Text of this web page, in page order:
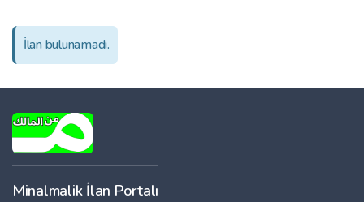
İlan bulunamadı.
Minalmalik İlan Portalı